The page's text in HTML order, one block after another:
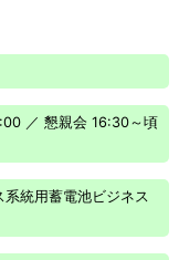
／ 懇親会 16:30～頃
統用蓄電池ビジネス